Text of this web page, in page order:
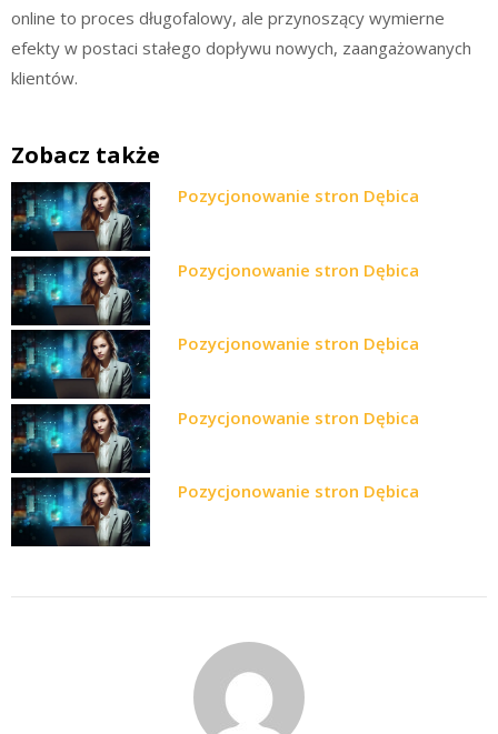
online to proces długofalowy, ale przynoszący wymierne
efekty w postaci stałego dopływu nowych, zaangażowanych
klientów.
Zobacz także
Pozycjonowanie stron Dębica
Pozycjonowanie stron Dębica
Pozycjonowanie stron Dębica
Pozycjonowanie stron Dębica
Pozycjonowanie stron Dębica